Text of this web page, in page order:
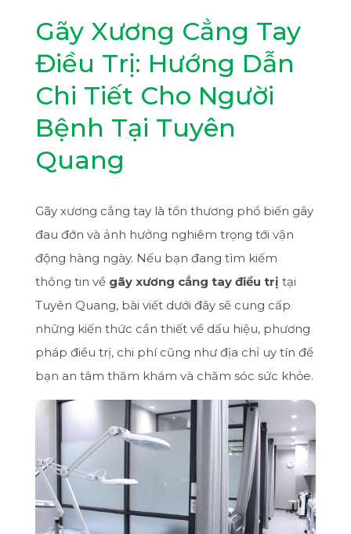
Gãy Xương Cẳng Tay
Điều Trị: Hướng Dẫn
Chi Tiết Cho Người
Bệnh Tại Tuyên
Quang
Gãy xương cẳng tay là tổn thương phổ biến gây
đau đớn và ảnh hưởng nghiêm trọng tới vận
động hàng ngày. Nếu bạn đang tìm kiếm
thông tin về gãy xương cẳng tay điều trị tại
Tuyên Quang, bài viết dưới đây sẽ cung cấp
những kiến thức cần thiết về dấu hiệu, phương
pháp điều trị, chi phí cũng như địa chỉ uy tín để
bạn an tâm thăm khám và chăm sóc sức khỏe.